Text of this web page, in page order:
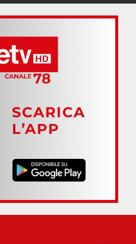
SCARICA
L’APP